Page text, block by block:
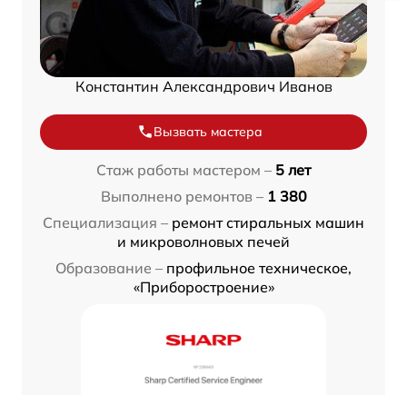
Константин Александрович Иванов
Вызвать мастера
Стаж работы мастером – 5 лет
Выполнено ремонтов – 1 380
Специализация – ремонт стиральных машин
и микроволновых печей
Образование – профильное техническое,
«Приборостроение»